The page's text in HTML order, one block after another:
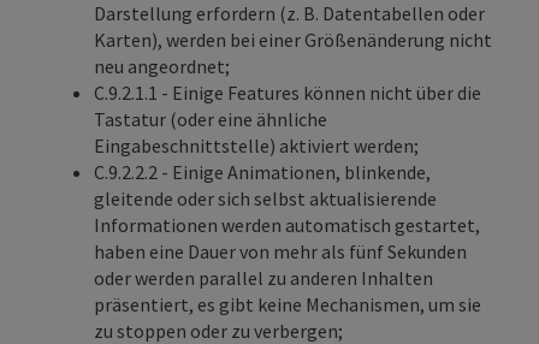
Darstellung erfordern (z. B. Datentabellen oder
Karten), werden bei einer Größenänderung nicht
neu angeordnet;
C.9.2.1.1 - Einige Features können nicht über die
Tastatur (oder eine ähnliche
Eingabeschnittstelle) aktiviert werden;
C.9.2.2.2 - Einige Animationen, blinkende,
gleitende oder sich selbst aktualisierende
Informationen werden automatisch gestartet,
haben eine Dauer von mehr als fünf Sekunden
oder werden parallel zu anderen Inhalten
präsentiert, es gibt keine Mechanismen, um sie
zu stoppen oder zu verbergen;